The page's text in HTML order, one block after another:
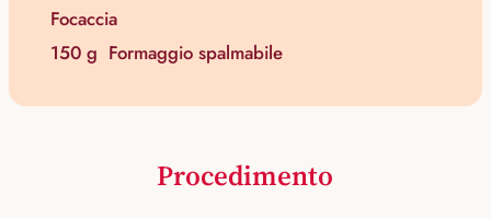
Focaccia
150 g Formaggio spalmabile
Procedimento